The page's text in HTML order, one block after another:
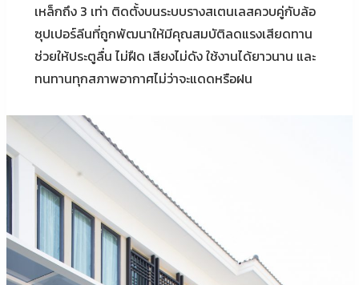
เหล็กถึง 3 เท่า ติดตั้งบนระบบรางสเตนเลสควบคู่กับล้อ
ซุปเปอร์ลีนที่ถูกพัฒนาให้มีคุณสมบัติลดแรงเสียดทาน
ช่วยให้ประตูลื่น ไม่ฝืด เสียงไม่ดัง ใช้งานได้ยาวนาน และ
ทนทานทุกสภาพอากาศไม่ว่าจะแดดหรือฝน